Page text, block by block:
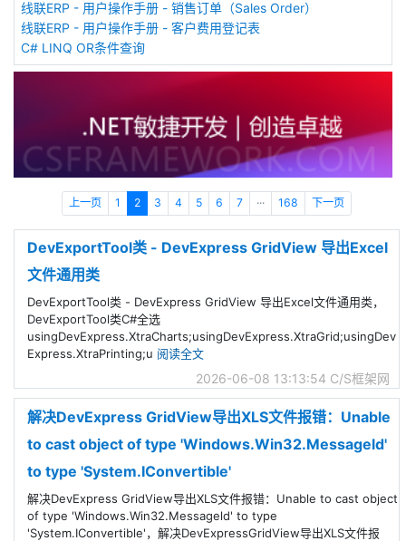
线联ERP - 用户操作手册 - 销售订单（Sales Order）
线联ERP - 用户操作手册 - 客户费用登记表
C# LINQ OR条件查询
上一页 1 2 3 4 5 6 7 ··· 168 下一页
DevExportTool类 - DevExpress GridView 导出Excel
文件通用类
DevExportTool类 - DevExpress GridView 导出Excel文件通用类，
DevExportTool类C#全选
usingDevExpress.XtraCharts;usingDevExpress.XtraGrid;usingDev
Express.XtraPrinting;u 阅读全文
2026-06-08 13:13:54 C/S框架网
解决DevExpress GridView导出XLS文件报错：Unable
to cast object of type 'Windows.Win32.Messageld'
to type 'System.IConvertible'
解决DevExpress GridView导出XLS文件报错：Unable to cast object
of type 'Windows.Win32.Messageld' to type
'System.IConvertible'，解决DevExpressGridView导出XLS文件报